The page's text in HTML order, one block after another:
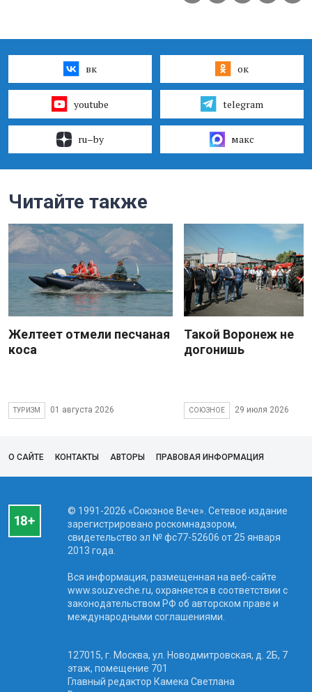
вк ок
youtube telegram
ru–by макс
Читайте также
Желтеет отмели песчаная
коса
ТУРИЗМ 01 августа 2026
Такой Воронеж не
догонишь
СОЮЗНОЕ 29 июля 2026
О САЙТЕ КОНТАКТЫ АВТОРЫ ПРАВОВАЯ ИНФОРМАЦИЯ
© 1991-2026 «Союзное Вече». Сетевое издание
зарегистрировано роскомнадзором,
свидетельство эл № фc77-52606 от 25 января
2013 года.
Вся информация, размещенная на веб-сайте
www.souzveche.ru, охраняется в соответствии с
законодательством РФ об авторском праве и
международными соглашениями.
127015, г. Москва, ул. Новодмитровская, д. 2Б, 7
этаж, помещение 701
Главный редактор Камека Светлана